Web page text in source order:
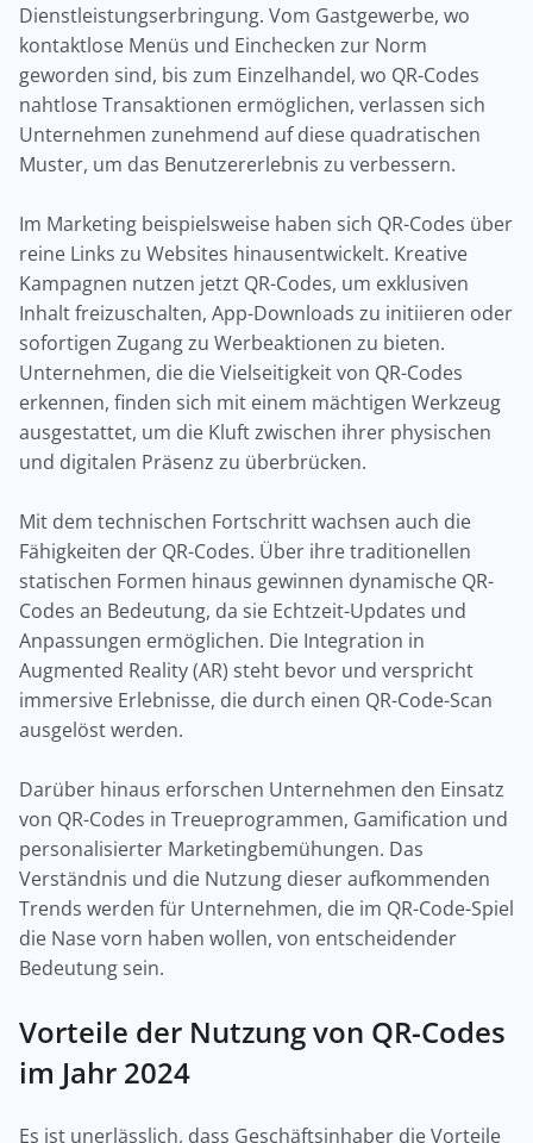
Dienstleistungserbringung. Vom Gastgewerbe, wo
kontaktlose Menüs und Einchecken zur Norm
geworden sind, bis zum Einzelhandel, wo QR-Codes
nahtlose Transaktionen ermöglichen, verlassen sich
Unternehmen zunehmend auf diese quadratischen
Muster, um das Benutzererlebnis zu verbessern.
Im Marketing beispielsweise haben sich QR-Codes über
reine Links zu Websites hinausentwickelt. Kreative
Kampagnen nutzen jetzt QR-Codes, um exklusiven
Inhalt freizuschalten, App-Downloads zu initiieren oder
sofortigen Zugang zu Werbeaktionen zu bieten.
Unternehmen, die die Vielseitigkeit von QR-Codes
erkennen, finden sich mit einem mächtigen Werkzeug
ausgestattet, um die Kluft zwischen ihrer physischen
und digitalen Präsenz zu überbrücken.
Mit dem technischen Fortschritt wachsen auch die
Fähigkeiten der QR-Codes. Über ihre traditionellen
statischen Formen hinaus gewinnen dynamische QR-
Codes an Bedeutung, da sie Echtzeit-Updates und
Anpassungen ermöglichen. Die Integration in
Augmented Reality (AR) steht bevor und verspricht
immersive Erlebnisse, die durch einen QR-Code-Scan
ausgelöst werden.
Darüber hinaus erforschen Unternehmen den Einsatz
von QR-Codes in Treueprogrammen, Gamification und
personalisierter Marketingbemühungen. Das
Verständnis und die Nutzung dieser aufkommenden
Trends werden für Unternehmen, die im QR-Code-Spiel
die Nase vorn haben wollen, von entscheidender
Bedeutung sein.
Vorteile der Nutzung von QR-Codes
im Jahr 2024
Es ist unerlässlich, dass Geschäftsinhaber die Vorteile